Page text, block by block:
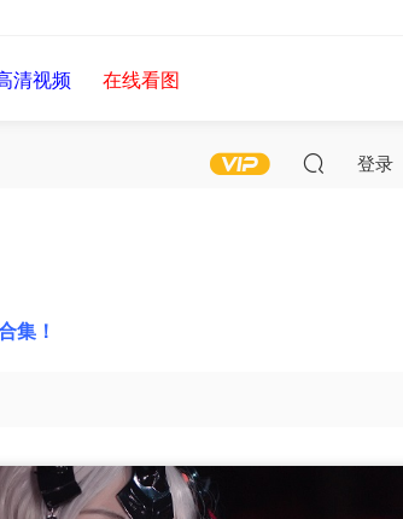
清视频 在线看图
登录
集！